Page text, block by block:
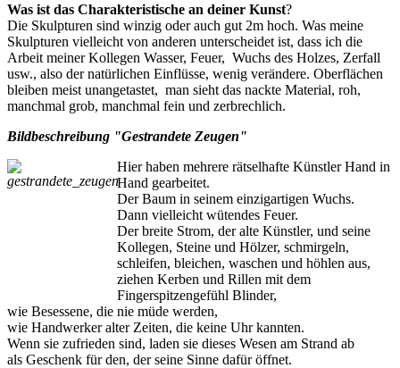
Was ist das Charakteristische an deiner Kunst?
Die Skulpturen sind winzig oder auch gut 2m hoch. Was meine
Skulpturen vielleicht von anderen unterscheidet ist, dass ich die
Arbeit meiner Kollegen Wasser, Feuer, Wuchs des Holzes, Zerfall
usw., also der natürlichen Einflüsse, wenig verändere. Oberflächen
bleiben meist unangetastet, man sieht das nackte Material, roh,
manchmal grob, manchmal fein und zerbrechlich.
Bildbeschreibung "Gestrandete Zeugen"
Hier haben mehrere rätselhafte Künstler Hand in
Hand gearbeitet.
Der Baum in seinem einzigartigen Wuchs.
Dann vielleicht wütendes Feuer.
Der breite Strom, der alte Künstler, und seine
Kollegen, Steine und Hölzer, schmirgeln,
schleifen, bleichen, waschen und höhlen aus,
ziehen Kerben und Rillen mit dem
Fingerspitzengefühl Blinder,
wie Besessene, die nie müde werden,
wie Handwerker alter Zeiten, die keine Uhr kannten.
Wenn sie zufrieden sind, laden sie dieses Wesen am Strand ab
als Geschenk für den, der seine Sinne dafür öffnet.